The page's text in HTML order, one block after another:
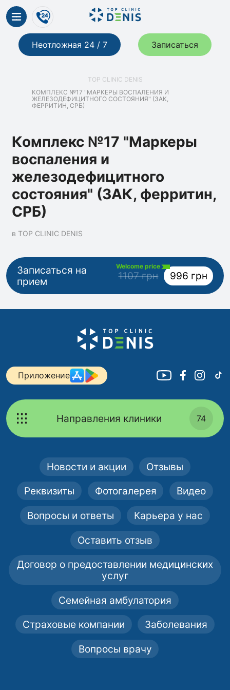
Неотложная 24 / 7 Записаться
TOP CLINIC DENIS
КОМПЛЕКС №17 "МАРКЕРЫ ВОСПАЛЕНИЯ И
ЖЕЛЕЗОДЕФИЦИТНОГО СОСТОЯНИЯ" (ЗАК,
ФЕРРИТИН, СРБ)
Комплекс №17 "Маркеры
воспаления и
железодефицитного
состояния" (ЗАК, ферритин,
СРБ)
в TOP CLINIC DENIS
Записаться на
прием
Welcome price
1107 грн 996 грн
Приложение
Направления клиники 74
Новости и акции Отзывы
Реквизиты Фотогалерея Видео
Вопросы и ответы Карьера у нас
Оставить отзыв
Договор о предоставлении медицинских
услуг
Семейная амбулатория
Страховые компании Заболевания
Вопросы врачу